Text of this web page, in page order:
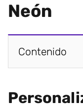
Neón
Contenido